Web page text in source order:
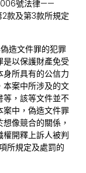
號法律——
2款及第3款所規定
造文件罪的犯罪
以保護財產免受
所具有的公信力
本案中所涉及的文
等，該等文件並不
案中，偽造文件罪
像競合的關係，
開釋上訴人被判
所規定及處罰的